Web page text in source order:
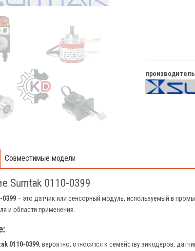
Совместимые модели
Sumtak 0110-0399
0399 – это датчик или сенсорный модуль, используемый в
и области применения.
0110-0399, вероятно, относится к семейству энкодеров,